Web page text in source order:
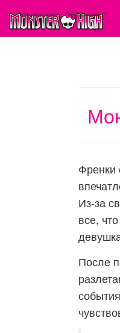
Френки
Из-за
все,
После